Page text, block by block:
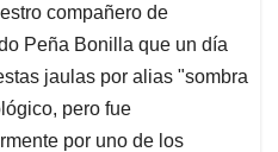
compañero de
Peña Bonilla que un día
jaulas por alias "sombra
pero fue
por uno de los